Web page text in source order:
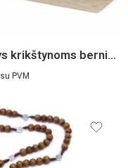
Rinkinys krikštynoms berniukui
su PVM